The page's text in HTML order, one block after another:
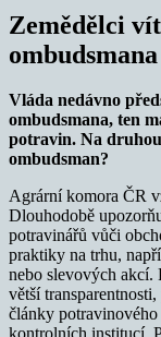
Zemědělci
ombudsmana
Vláda nedávno
ombudsmana, ten
potravin. Na
ombudsman?
Agrární komora ČR
Dlouhodobě
potravinářů vůči
praktiky na trhu,
nebo slevových akcí.
větší
články